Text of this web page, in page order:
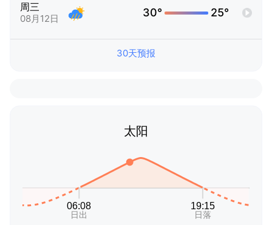
周三
08月12日 30° 25°
30天预报
太阳